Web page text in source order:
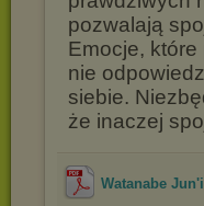
pozwalają
Emocje,
nie
siebie.
że inaczej
Watanabe